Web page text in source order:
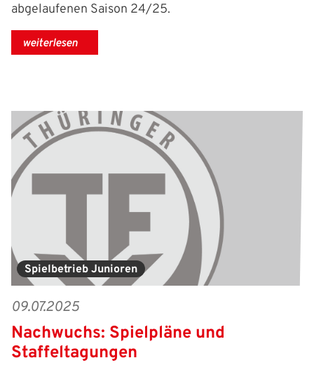
abgelaufenen Saison 24/25.
weiterlesen
Spielbetrieb Junioren
09.07.2025
Nachwuchs: Spielpläne und
Staffeltagungen